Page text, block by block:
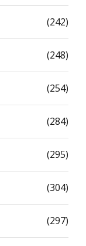
(242)
(248)
(254)
(284)
(295)
(304)
(297)